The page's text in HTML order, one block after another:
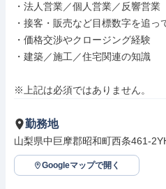
・法人営業／個人営業／反響営業
・接客・販売など目標数字を追っ
・価格交渉やクロージング経験
・建築／施工／住宅関連の知識
※上記は必須ではありません。
勤務地
山梨県中巨摩郡昭和町西条461-
Googleマップで開く